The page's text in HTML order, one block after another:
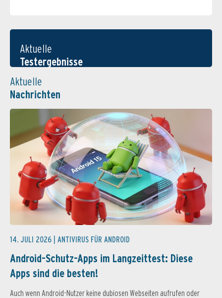
Aktuelle
Testergebnisse
Aktuelle
Nachrichten
14. JULI 2026 | ANTIVIRUS FÜR ANDROID
Android-Schutz-Apps im Langzeittest: Diese
Apps sind die besten!
Auch wenn Android-Nutzer keine dubiosen Webseiten aufrufen oder